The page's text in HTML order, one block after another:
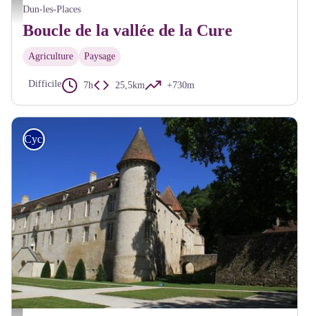
Alain Millot Pnr Morvan
Dun-les-Places
Boucle de la vallée de la Cure
Agriculture Paysage
Difficile 7h 25,5km +730m
Cyclo